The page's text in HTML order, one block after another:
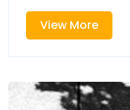
vol
View MoreView
More